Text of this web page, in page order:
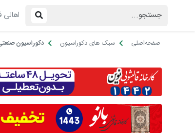
صفحه‌اصلی سبک های دکوراسیون دکوراسیون